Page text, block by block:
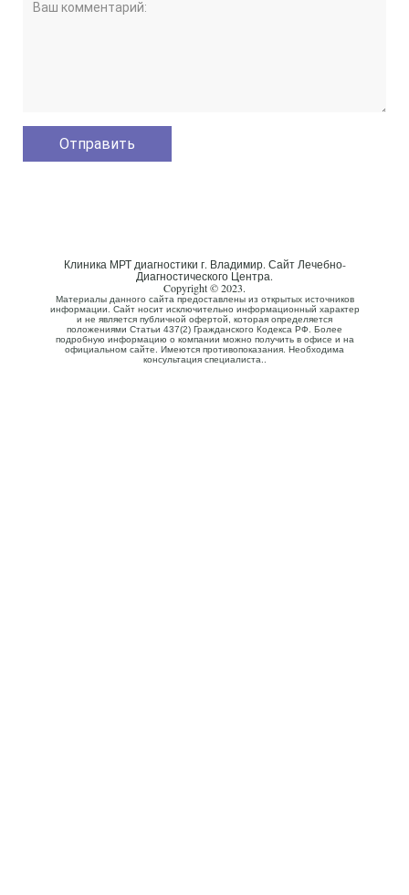
Клиника МРТ диагностики г. Владимир. Сайт Лечебно-
Диагностического Центра.
Copyright © 2023.
Материалы данного сайта предоставлены из открытых источников
информации. Сайт носит исключительно информационный характер
и не является публичной офертой, которая определяется
положениями Статьи 437(2) Гражданского Кодекса РФ. Более
подробную информацию о компании можно получить в офисе и на
официальном сайте. Имеются противопоказания. Необходима
консультация специалиста..